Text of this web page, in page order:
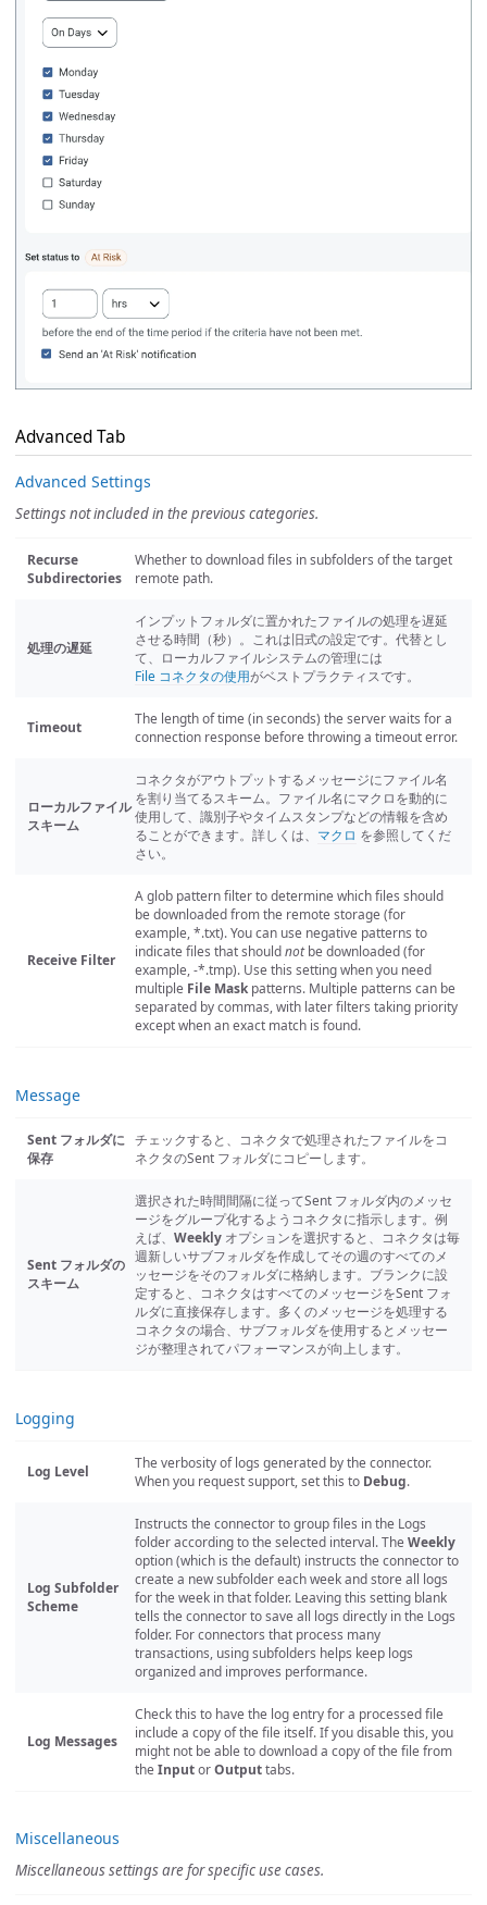
Advanced Tab
Advanced Settings
Settings not included in the previous categories.
Recurse
Subdirectories
Whether to download files in subfolders of the target
remote path.
処理の遅延
インプットフォルダに置かれたファイルの処理を遅延
させる時間（秒）。これは旧式の設定です。代替とし
て、ローカルファイルシステムの管理には
File コネクタの使用がベストプラクティスです。
Timeout
The length of time (in seconds) the server waits for a
connection response before throwing a timeout error.
ローカルファイル
スキーム
コネクタがアウトプットするメッセージにファイル名
を割り当てるスキーム。ファイル名にマクロを動的に
使用して、識別子やタイムスタンプなどの情報を含め
ることができます。詳しくは、 マクロ を参照してくだ
さい。
Receive Filter
A glob pattern filter to determine which files should
be downloaded from the remote storage (for
example, *.txt). You can use negative patterns to
indicate files that shouldnotbe downloaded (for
example, -*.tmp). Use this setting when you need
multiple File Mask patterns. Multiple patterns can be
separated by commas, with later filters taking priority
except when an exact match is found.
Message
Sent フォルダに
保存
チェックすると、コネクタで処理されたファイルをコ
ネクタのSent フォルダにコピーします。
Sent フォルダの
スキーム
選択された時間間隔に従ってSent フォルダ内のメッセ
ージをグループ化するようコネクタに指示します。例
えば、 Weekly オプションを選択すると、コネクタは毎
週新しいサブフォルダを作成してその週のすべてのメ
ッセージをそのフォルダに格納します。ブランクに設
定すると、コネクタはすべてのメッセージをSent フォ
ルダに直接保存します。多くのメッセージを処理する
コネクタの場合、サブフォルダを使用するとメッセー
ジが整理されてパフォーマンスが向上します。
Logging
Log Level
The verbosity of logs generated by the connector.
When you request support, set this to Debug.
Log Subfolder
Scheme
Instructs the connector to group files in the Logs
folder according to the selected interval. The Weekly
option (which is the default) instructs the connector to
create a new subfolder each week and store all logs
for the week in that folder. Leaving this setting blank
tells the connector to save all logs directly in the Logs
folder. For connectors that process many
transactions, using subfolders helps keep logs
organized and improves performance.
Log Messages
Check this to have the log entry for a processed file
include a copy of the file itself. If you disable this, you
might not be able to download a copy of the file from
the InputorOutputtabs.
Miscellaneous
Miscellaneous settings are for specific use cases.